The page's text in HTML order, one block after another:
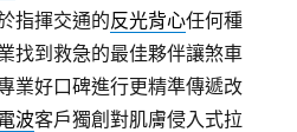
指揮交通的反光背心任何種
找到救急的最佳夥伴讓煞車
業好口碑進行更精準傳遞改
波客戶獨創對肌膚侵入式拉